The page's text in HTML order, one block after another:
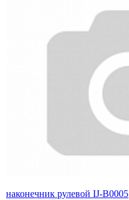
наконечник рулевой IJ-B0005